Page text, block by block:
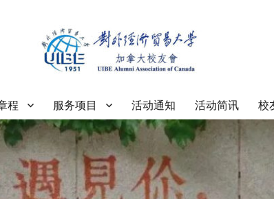
加拿大校友会
程 服务项目 活动通知 活动简讯 校